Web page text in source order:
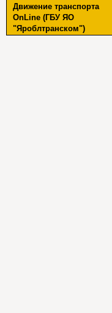
Движение транспорта
OnLine (ГБУ ЯО
"Яроблтранском")